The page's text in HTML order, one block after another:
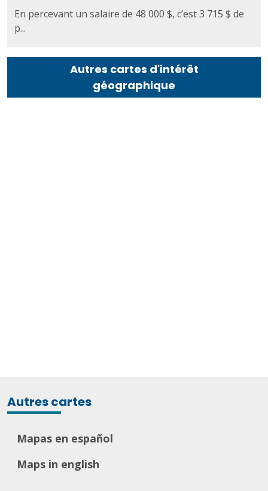
En percevant un salaire de 48 000 $, c’est 3 715 $ de
p...
Autres cartes d'intérêt
géographique
Autres cartes
Mapas en español
Maps in english